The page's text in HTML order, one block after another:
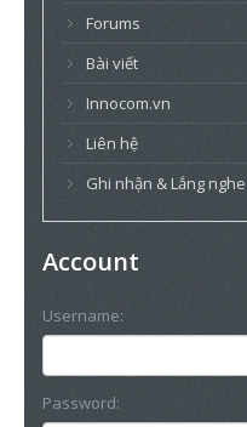
Forums
Bài viết
Innocom.vn
Liên hệ
Ghi nhận & Lắng nghe
Account
Username:
Password: